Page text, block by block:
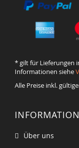
* gilt für Lieferungen
Informationen siehe
Alle Preise inkl.
Über uns